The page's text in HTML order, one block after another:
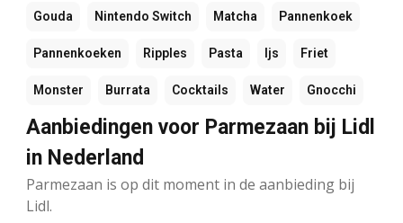
Gouda Nintendo Switch Matcha Pannenkoek
Pannenkoeken Ripples Pasta Ijs Friet
Monster Burrata Cocktails Water Gnocchi
Aanbiedingen voor Parmezaan bij Lidl
in Nederland
Parmezaan is op dit moment in de aanbieding bij
Lidl.